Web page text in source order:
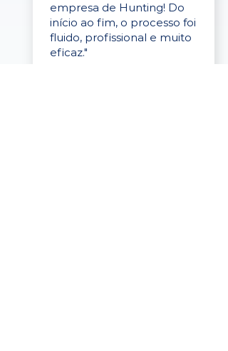
empresa de Hunting! Do
início ao fim, o processo foi
fluido, profissional e muito
eficaz."